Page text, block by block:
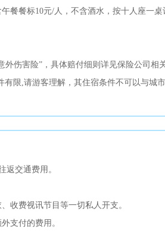
餐餐标10元/人，不含酒水，按十人座一
伤害险”，具体赔付细则详见保险公司相
限,请游客理解，其住宿条件不可以与城
返交通费用。
收费视讯节目等一切私人开支。
支付的费用。